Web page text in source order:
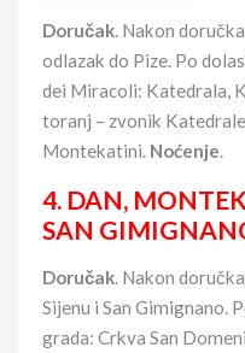
Doručak. Nakon
odlazak do Pize. Po
dei Miracoli: Katedrala,
toranj – zvonik
Montekatini. Noćenje.
4. DAN,
SAN
Doručak. Nakon
Sijenu i San Gimignano.
grada: Crkva San